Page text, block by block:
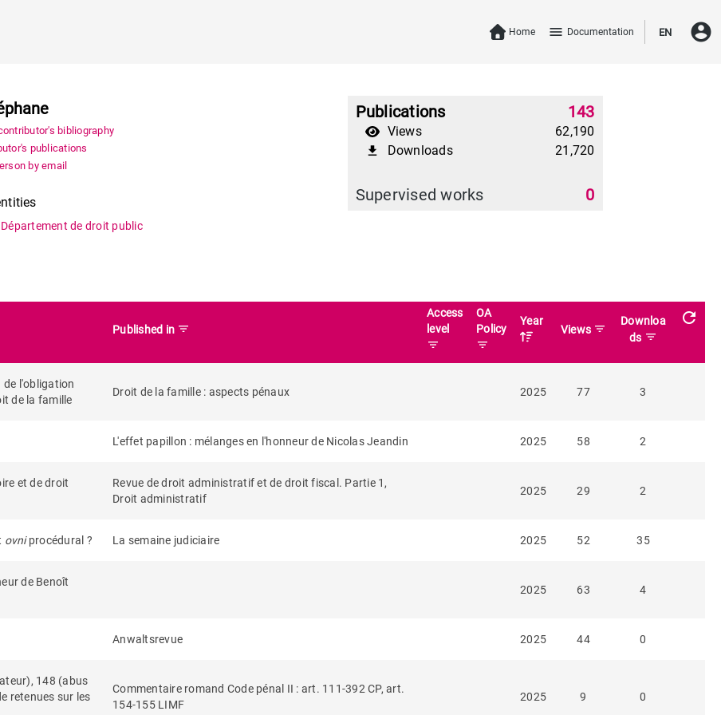
Home menu Documentation EN account_circle
bibliography
publications
by email
Département de droit public
Publications 143
Views 62,190
file_download Downloads 21,720
Supervised works 0
Published in filter_list
Access
level
filter_list
OA
Policy
filter_list
Year
Views filter_list
Downloa
ds filter_list
refresh
l'obligation
de la famille
Droit de la famille : aspects pénaux 2025 77 3
L'effet papillon : mélanges en l'honneur de Nicolas Jeandin 2025 58 2
et de droit
Revue de droit administratif et de droit fiscal. Partie 1,
Droit administratif
2025 29 2
ovniprocédural ? La semaine judiciaire 2025 52 35
de Benoît
2025 63 4
Anwaltsrevue 2025 44 0
148 (abus
retenues sur les
Commentaire romand Code pénal II : art. 111-392 CP, art.
154-155 LIMF
2025 9 0